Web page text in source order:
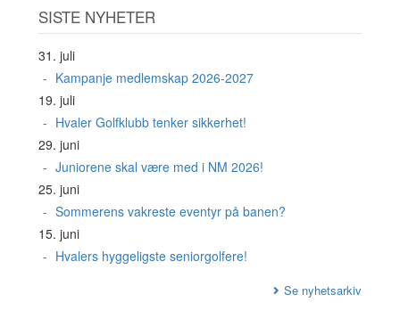
SISTE NYHETER
31. juli
Kampanje medlemskap 2026-2027
19. juli
Hvaler Golfklubb tenker sikkerhet!
29. juni
Juniorene skal være med i NM 2026!
25. juni
Sommerens vakreste eventyr på banen?
15. juni
Hvalers hyggeligste seniorgolfere!
Se nyhetsarkiv